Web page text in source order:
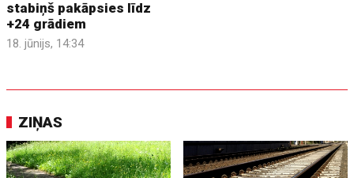
stabiņš pakāpsies līdz
+24 grādiem
18. jūnijs, 14:34
ZIŅAS